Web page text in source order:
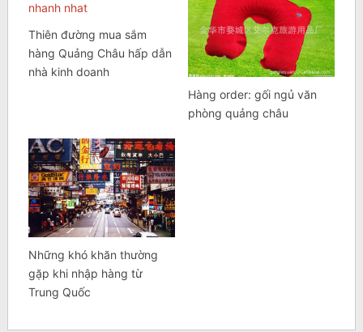
Thiên đường mua sắm
hàng Quảng Châu hấp dẫn
nhà kinh doanh
Hàng order: gối ngủ văn
phòng quảng châu
Những khó khăn thường
gặp khi nhập hàng từ
Trung Quốc